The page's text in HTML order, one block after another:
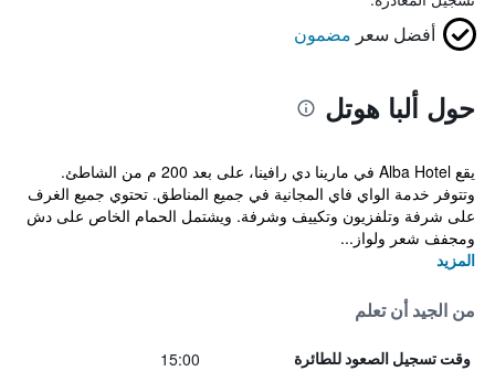
أفضل سعر مضمون
حول ألبا هوتل
يقع Alba Hotel في مارينا دي رافينا، على بعد 200 م من الشاطئ.
وتتوفر خدمة الواي فاي المجانية في جميع المناطق. تحتوي جميع الغرف
على شرفة وتلفزيون وتكييف وشرفة. ويشتمل الحمام الخاص على دش
ومجفف شعر ولواز...
المزيد
من الجيد أن تعلم
وقت تسجيل الصعود للطائرة 15:00